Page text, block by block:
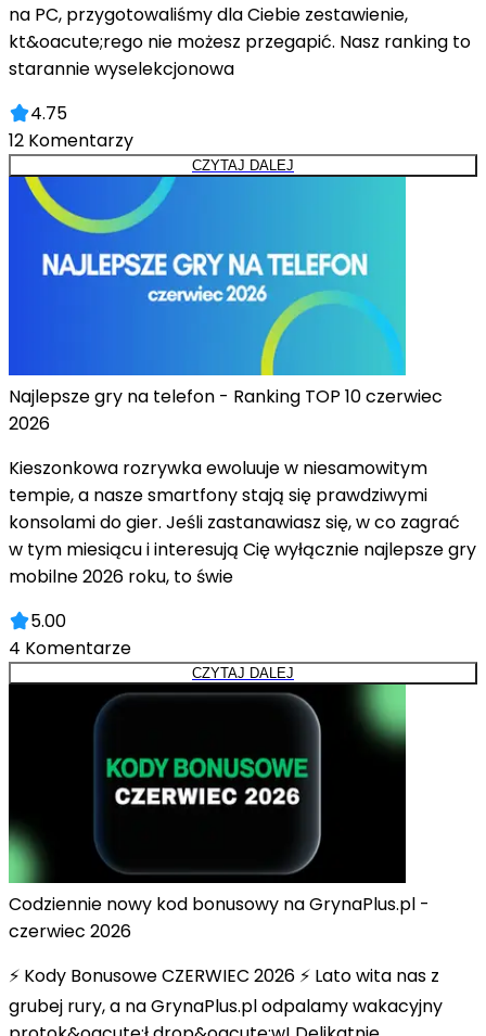
na PC, przygotowaliśmy dla Ciebie zestawienie,
kt&oacute;rego nie możesz przegapić. Nasz ranking to
starannie wyselekcjonowa
4.75
12 Komentarzy
CZYTAJ DALEJ
Najlepsze gry na telefon - Ranking TOP 10 czerwiec
2026
Kieszonkowa rozrywka ewoluuje w niesamowitym
tempie, a nasze smartfony stają się prawdziwymi
konsolami do gier. Jeśli zastanawiasz się, w co zagrać
w tym miesiącu i interesują Cię wyłącznie najlepsze gry
mobilne 2026 roku, to świe
5.00
4 Komentarze
CZYTAJ DALEJ
Codziennie nowy kod bonusowy na GrynaPlus.pl -
czerwiec 2026
⚡ Kody Bonusowe CZERWIEC 2026 ⚡ Lato wita nas z
grubej rury, a na GrynaPlus.pl odpalamy wakacyjny